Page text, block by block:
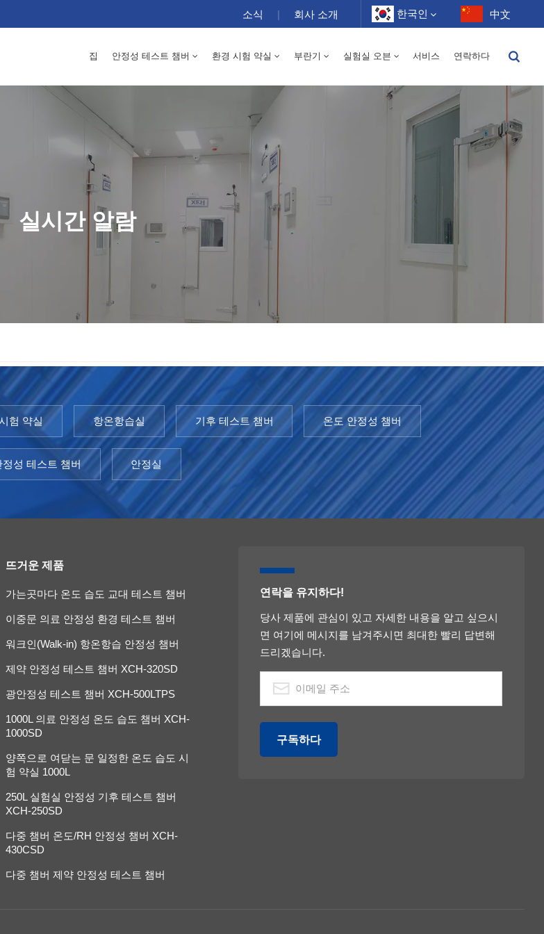
소식 | 회사 소개 한국인
Français
Português
Melayu
Tiếng Việt
Indonesia
বাংলা
中文
집 안정성 테스트 챔버 환경 시험 약실 부란기 실험실 오븐 서비스 연락하다
실시간 알람
험 약실 항온항습실 기후 테스트 챔버 온도 안정성 챔버
정성 테스트 챔버 안정실
뜨거운 제품
가는곳마다 온도 습도 교대 테스트 챔버
이중문 의료 안정성 환경 테스트 챔버
워크인(Walk-in) 항온항습 안정성 챔버
제약 안정성 테스트 챔버 XCH-320SD
광안정성 테스트 챔버 XCH-500LTPS
1000L 의료 안정성 온도 습도 챔버 XCH-
1000SD
양쪽으로 여닫는 문 일정한 온도 습도 시
험 약실 1000L
250L 실험실 안정성 기후 테스트 챔버
XCH-250SD
다중 챔버 온도/RH 안정성 챔버 XCH-
430CSD
다중 챔버 제약 안정성 테스트 챔버
연락을 유지하다!
당사 제품에 관심이 있고 자세한 내용을 알고 싶으시
면 여기에 메시지를 남겨주시면 최대한 빨리 답변해
드리겠습니다.